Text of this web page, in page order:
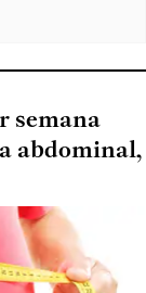
semana
abdominal,